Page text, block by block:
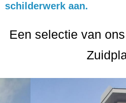
schilderwerk aan.
Een selectie van